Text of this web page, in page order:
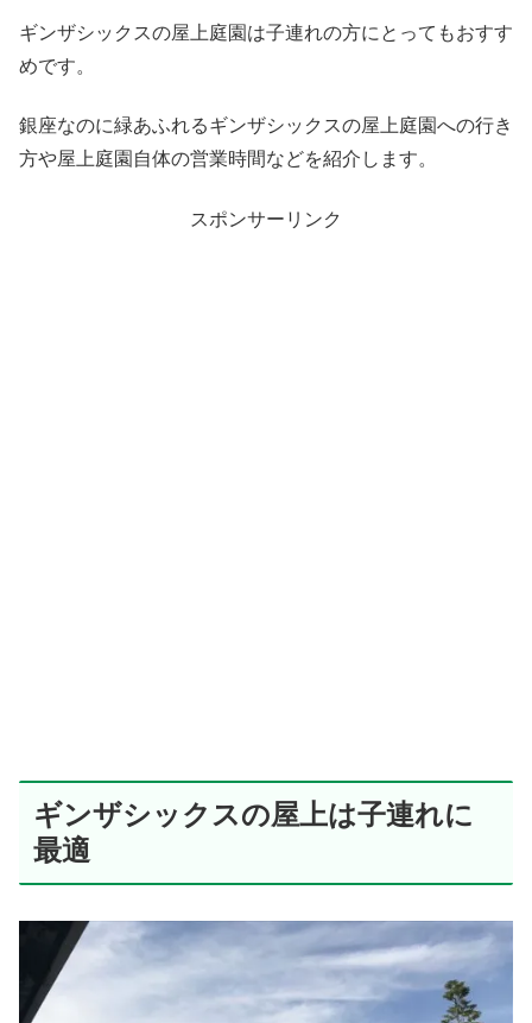
ギンザシックスの屋上庭園は子連れの方にとってもおすす
めです。
銀座なのに緑あふれるギンザシックスの屋上庭園への行き
方や屋上庭園自体の営業時間などを紹介します。
スポンサーリンク
ギンザシックスの屋上は子連れに
最適